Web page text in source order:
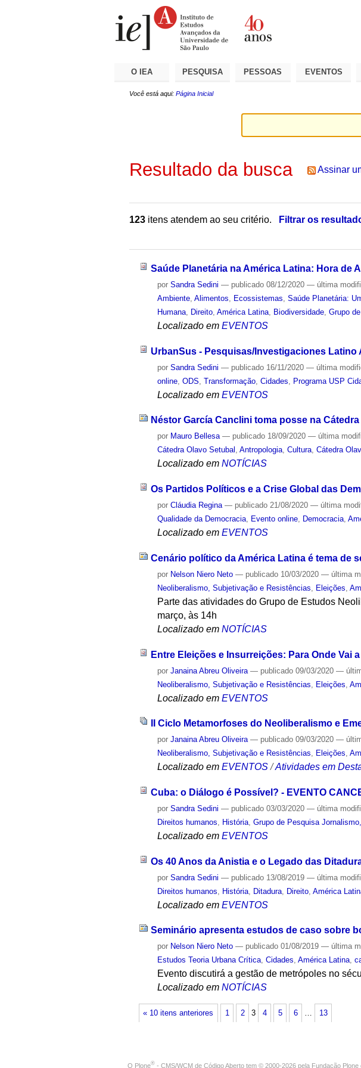
O IEA PESQUISA PESSOAS EVENTOS
Você está aqui: Página Inicial
Resultado da busca Assinar
123 itens atendem ao seu critério.
Filtrar os
Saúde Planetária na América Latina: Hora de
porSandra Sedini — publicado 08/12/2020— última
Ambiente ,Alimentos Ecossistemas ,Saúde Planetária:
Humana
Direito ,América Latina Biodiversidade ,Grupo
Localizado em EVENTOS
UrbanSus - Pesquisas/Investigaciones
porSandra Sedini — publicado 16/11/2020— última
online ,ODS ,Transformação ,Cidades Programa USP
Localizado em EVENTOS
Néstor García Canclini toma posse na
por Mauro Bellesa — publicado 18/09/2020— última
Cátedra Olavo Setubal ,Antropologia,Cultura,Cátedra
Localizado em NOTÍCIAS
Os Partidos Políticos e a Crise Global das
porCláudia Regina — publicado 21/08/2020— última
Qualidade da Democracia, Evento online, Democracia,
Localizado em EVENTOS
Cenário político da América Latina é tema de
por Nelson Niero Neto — publicado 10/03/2020— última
Neoliberalismo, Subjetivação e Resistências
Eleições ,
Parte das atividades do Grupo de Estudos
março, às 14h
Localizado em NOTÍCIAS
Entre Eleições e Insurreições: Para Onde Vai
porJanaina Abreu Oliveira — publicado 09/03/2020—
Neoliberalismo, Subjetivação e Resistências
Eleições ,
Localizado em EVENTOS
II Ciclo Metamorfoses do Neoliberalismo e
porJanaina Abreu Oliveira — publicado 09/03/2020—
Neoliberalismo, Subjetivação e Resistências, Eleições,
Localizado em EVENTOS /Atividades em
Cuba: o Diálogo é Possível? - EVENTO
porSandra Sedini — publicado 03/03/2020— última
Direitos humanos
História ,Grupo de Pesquisa
Localizado em EVENTOS
Os 40 Anos da Anistia e o Legado das
porSandra Sedini — publicado 13/08/2019— última
Direitos humanos
História Ditadura Direito ,América
Localizado em EVENTOS
Seminário apresenta estudos de caso sobre
por Nelson Niero Neto — publicado 01/08/2019— última
Estudos Teoria Urbana Crítica,Cidades,América Latina,
Evento discutirá a gestão de metrópoles no
Localizado em NOTÍCIAS
« 10 itens anteriores 1 2 3 4 5 6 13
O Plone® - CMS/WCM de Código Aberto tem © 2000-2026 pela Fundação Plone